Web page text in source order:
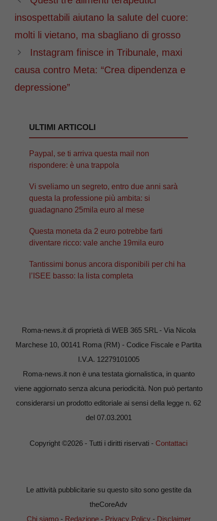
insospettabili aiutano la salute del cuore:
molti li vietano, ma sbagliano di grosso
Instagram finisce in Tribunale, maxi
causa contro Meta: “Crea dipendenza e
depressione”
ULTIMI ARTICOLI
Paypal, se ti arriva questa mail non
rispondere: è una trappola
Vi sveliamo un segreto, entro due anni sarà
questa la professione più ambita: si
guadagnano 25mila euro al mese
Questa moneta da 2 euro potrebbe farti
diventare ricco: vale anche 19mila euro
Tantissimi bonus ancora disponibili per chi ha
l’ISEE basso: la lista completa
Roma-news.it di proprietà di WEB 365 SRL - Via Nicola
Marchese 10, 00141 Roma (RM) - Codice Fiscale e Partita
I.V.A. 12279101005
Roma-news.it non è una testata giornalistica, in quanto
viene aggiornato senza alcuna periodicità. Non può pertanto
considerarsi un prodotto editoriale ai sensi della legge n. 62
del 07.03.2001
Copyright ©2026 - Tutti i diritti riservati - Contattaci
Le attività pubblicitarie su questo sito sono gestite da
theCoreAdv
Chi siamo- Redazione- Privacy Policy- Disclaimer